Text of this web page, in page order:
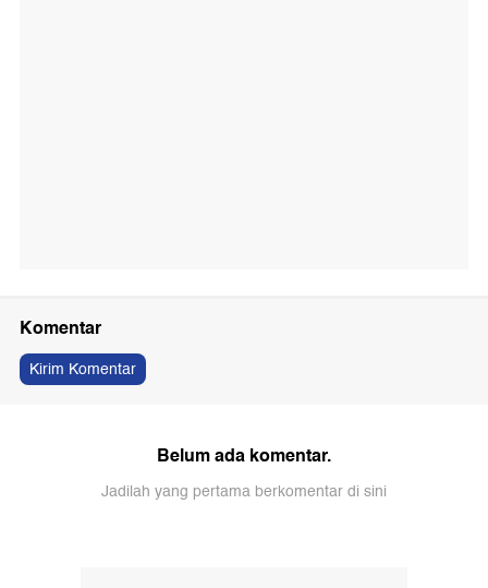
Komentar
Kirim Komentar
Belum ada komentar.
Jadilah yang pertama berkomentar di sini